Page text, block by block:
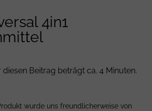
4in1
diesen Beitrag beträgt ca. 4 Minuten.
wurde uns freundlicherweise von